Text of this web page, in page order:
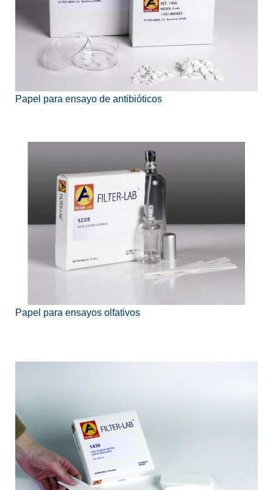
Papel para ensayo de antibióticos
Papel para ensayos olfativos